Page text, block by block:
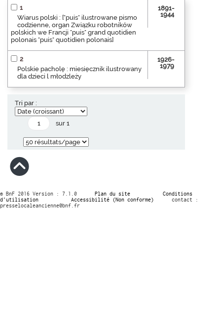
1
Wiarus polski : ["puis" ilustrowane pismo
codzienne, organ Związku robotników
polskich we Francji "puis" grand quotidien
polonais "puis" quotidien polonais]
1891-
1944
2
Polskie pacholę : miesięcznik ilustrowany
dla dzieci l młodzleży
1926-
1979
Tri par :
sur 1
© BnF 2016 Version : 7.1.0 Plan du site
Conditions
d’utilisation
Accessibilité (Non conforme)
contact :
presselocaleancienne@bnf.fr